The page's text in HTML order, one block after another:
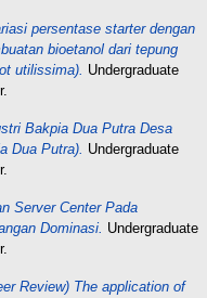
persentase starter dengan
bioetanol dari tepung
utilissima). Undergraduate
Bakpia Dua Putra Desa
Dua Putra). Undergraduate
Server Center Pada
Dominasi. Undergraduate
Review) The application of